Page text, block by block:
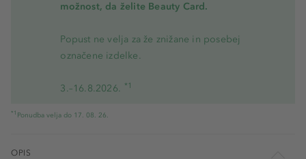
možnost, da želite Beauty Card.
Popust ne velja za že znižane in posebej
označene izdelke.
3.–16.8.2026. *1
*1 Ponudba velja do 17. 08. 26.
OPIS